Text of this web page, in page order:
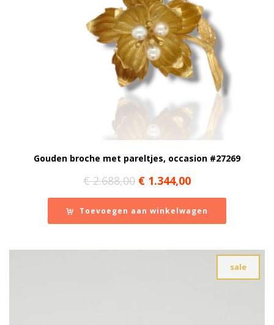
Gouden broche met pareltjes, occasion #27269
€2.688,00 Oorspronkelijke
prijs
was:
€ 2.688,00.
€ 1.344,00Huidige
prijs
is:
€ 1.344,00.
Toevoegen aan winkelwagen
sale